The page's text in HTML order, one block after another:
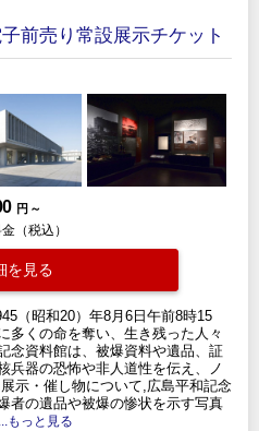
前売り常設展示チケット
円 ～
（税込）
を見る
（昭和20）年8月6日午前8時15
多くの命を奪い、生き残った人々
念資料館は、被爆資料や遺品、証
兵器の恐怖や非人道性を伝え、ノ
示・催し物について,広島平和記念
者の遺品や被爆の惨状を示す写真
もっと見る